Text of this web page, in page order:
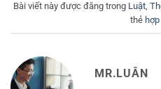
Bài viết này được đăng trong Luật,
thẻ
MR.LUÂN